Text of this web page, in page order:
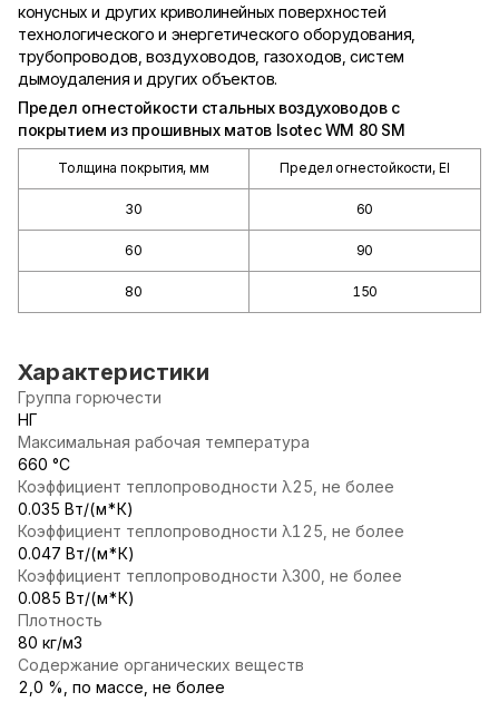
конусных и других криволинейных поверхностей
технологического и энергетического оборудования,
трубопроводов, воздуховодов, газоходов, систем
дымоудаления и других объектов.
Предел огнестойкости стальных воздуховодов с
покрытием из прошивных матов Isotec WM 80 SM
Толщина покрытия, мм Предел огнестойкости, EI
30 60
60 90
80 150
Характеристики
Группа горючести
НГ
Максимальная рабочая температура
660 °С
Коэффициент теплопроводности λ25, не более
0.035 Вт/(м*К)
Коэффициент теплопроводности λ125, не более
0.047 Вт/(м*К)
Коэффициент теплопроводности λ300, не более
0.085 Вт/(м*К)
Плотность
80 кг/м3
Содержание органических веществ
2,0 %, по массе, не более